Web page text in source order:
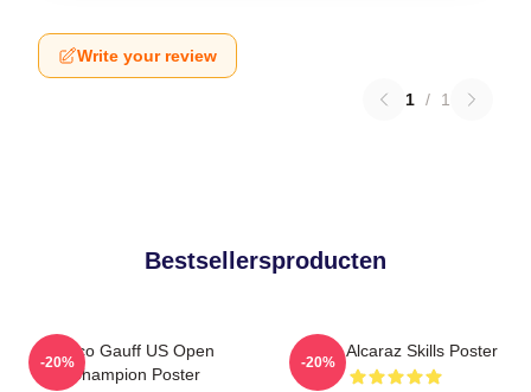
Write your review
1 / 1
Bestsellersproducten
Coco Gauff US Open
Champion Poster
-20%
Carlos Alcaraz Skills Poster
-20%